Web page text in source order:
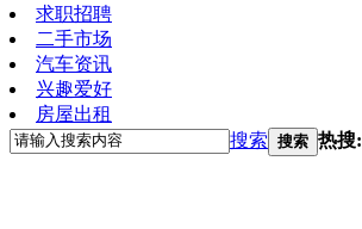
求职招聘
二手市场
汽车资讯
兴趣爱好
房屋出租
搜索 搜索 热搜: